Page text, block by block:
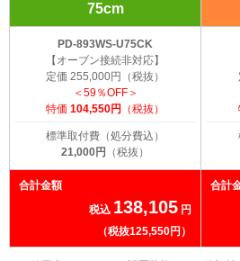
75cm
PD-893WS-U75CK
【オーブン接続非対応】
定価 255,000円（税抜）
＜59％OFF＞
特価 104,550円 （税抜）
標準取付費（処分費込）
21,000円
（税抜）
合計金額
税込 138,105 円
（税抜125,550円）
合計